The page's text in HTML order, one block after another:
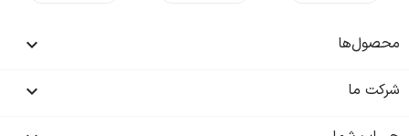
محصول‌ها 
شرکت ما 